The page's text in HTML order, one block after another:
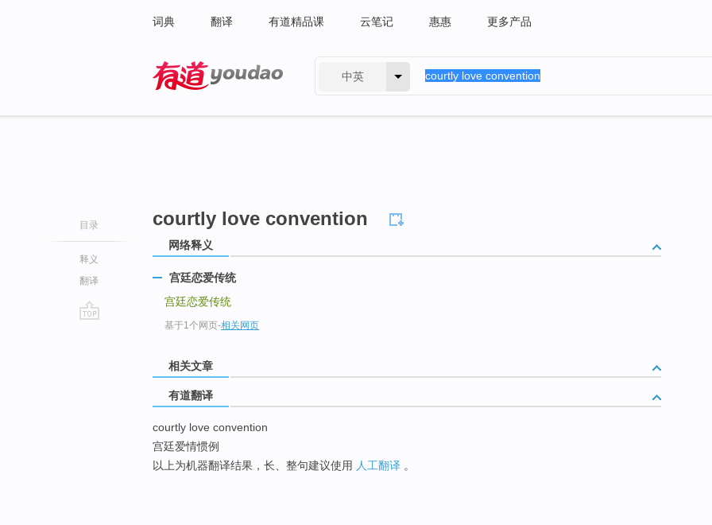
词典 翻译 有道精品课 云笔记 惠惠 更多产品
中英
目录
释义
翻译
courtly love convention
网络释义
宫廷恋爱传统
宫廷恋爱传统
基于1个网页-相关网页
相关文章
有道翻译
courtly love convention
宫廷爱情惯例
以上为机器翻译结果，长、整句建议使用 人工翻译 。